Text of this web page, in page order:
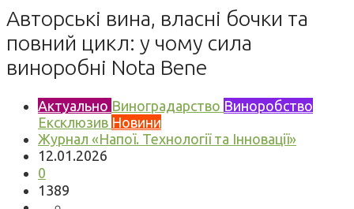
Авторські вина, власні бочки та
повний цикл: у чому сила
виноробні Nota Bene
Актуально Виноградарство Виноробство
Ексклюзив Новини
Журнал «Напої. Технології та Інновації»
12.01.2026
0
1389